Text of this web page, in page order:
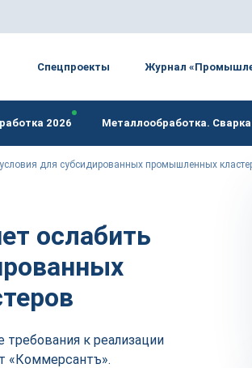
Спецпроекты Журнал
2026 Металлообработка.
для субсидированных промышленных
ослабить
к реализации
«Коммерсантъ».